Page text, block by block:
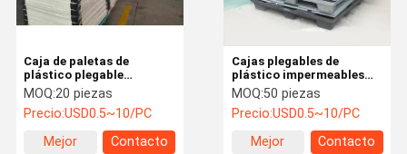
Cajas plegables de
plástico impermeables
Cajas de palets plegables
rectangulares apilables
MOQ:50 piezas
Precio:USD0.5~10/PC
Mejor
Contacto
Caja de paletas de
plástico plegable
personalizada Caja de
paletas plegables blancas
a prueba de agua
MOQ:20 piezas
Precio:USD0.5~10/PC
Mejor
Contacto